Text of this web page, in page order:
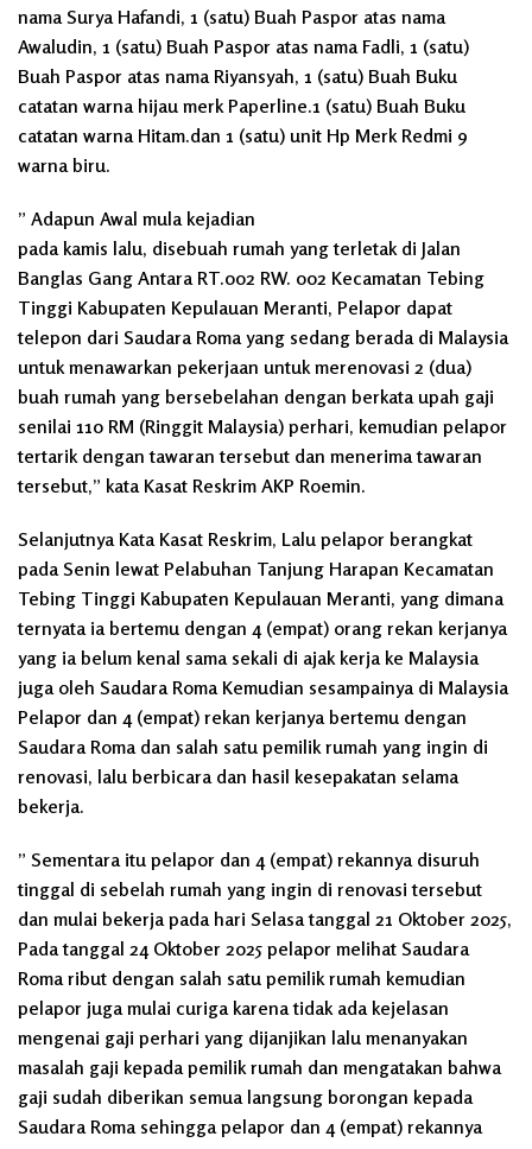
nama Surya Hafandi, 1 (satu) Buah Paspor atas nama
Awaludin, 1 (satu) Buah Paspor atas nama Fadli, 1 (satu)
Buah Paspor atas nama Riyansyah, ⁠1 (satu) Buah Buku
catatan warna hijau merk Paperline.⁠1 (satu) Buah Buku
catatan warna Hitam.dan ⁠1 (satu) unit Hp Merk Redmi 9
warna biru.
” Adapun Awal mula kejadian
pada kamis lalu, disebuah rumah yang terletak di Jalan
Banglas Gang Antara RT.002 RW. 002 Kecamatan Tebing
Tinggi Kabupaten Kepulauan Meranti, Pelapor dapat
telepon dari Saudara Roma yang sedang berada di Malaysia
untuk menawarkan pekerjaan untuk merenovasi 2 (dua)
buah rumah yang bersebelahan dengan berkata upah gaji
senilai 110 RM (Ringgit Malaysia) perhari, kemudian pelapor
tertarik dengan tawaran tersebut dan menerima tawaran
tersebut,” kata Kasat Reskrim AKP Roemin.
Selanjutnya Kata Kasat Reskrim, Lalu pelapor berangkat
pada Senin lewat Pelabuhan Tanjung Harapan Kecamatan
Tebing Tinggi Kabupaten Kepulauan Meranti, yang dimana
ternyata ia bertemu dengan 4 (empat) orang rekan kerjanya
yang ia belum kenal sama sekali di ajak kerja ke Malaysia
juga oleh Saudara Roma Kemudian sesampainya di Malaysia
Pelapor dan 4 (empat) rekan kerjanya bertemu dengan
Saudara Roma dan salah satu pemilik rumah yang ingin di
renovasi, lalu berbicara dan hasil kesepakatan selama
bekerja.
” Sementara itu pelapor dan 4 (empat) rekannya disuruh
tinggal di sebelah rumah yang ingin di renovasi tersebut
dan mulai bekerja pada hari Selasa tanggal 21 Oktober 2025,
Pada tanggal 24 Oktober 2025 pelapor melihat Saudara
Roma ribut dengan salah satu pemilik rumah kemudian
pelapor juga mulai curiga karena tidak ada kejelasan
mengenai gaji perhari yang dijanjikan lalu menanyakan
masalah gaji kepada pemilik rumah dan mengatakan bahwa
gaji sudah diberikan semua langsung borongan kepada
Saudara Roma sehingga pelapor dan 4 (empat) rekannya